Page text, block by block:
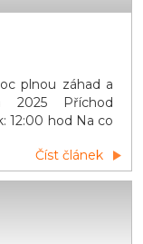
plnou záhad a
2025 Příchod
12:00 hod Na co
Stezka
Číst článek